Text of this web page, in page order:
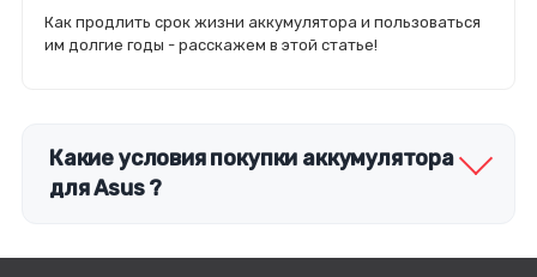
Как продлить срок жизни аккумулятора и пользоваться
им долгие годы - расскажем в этой статье!
Какие условия покупки аккумулятора
для Asus ?